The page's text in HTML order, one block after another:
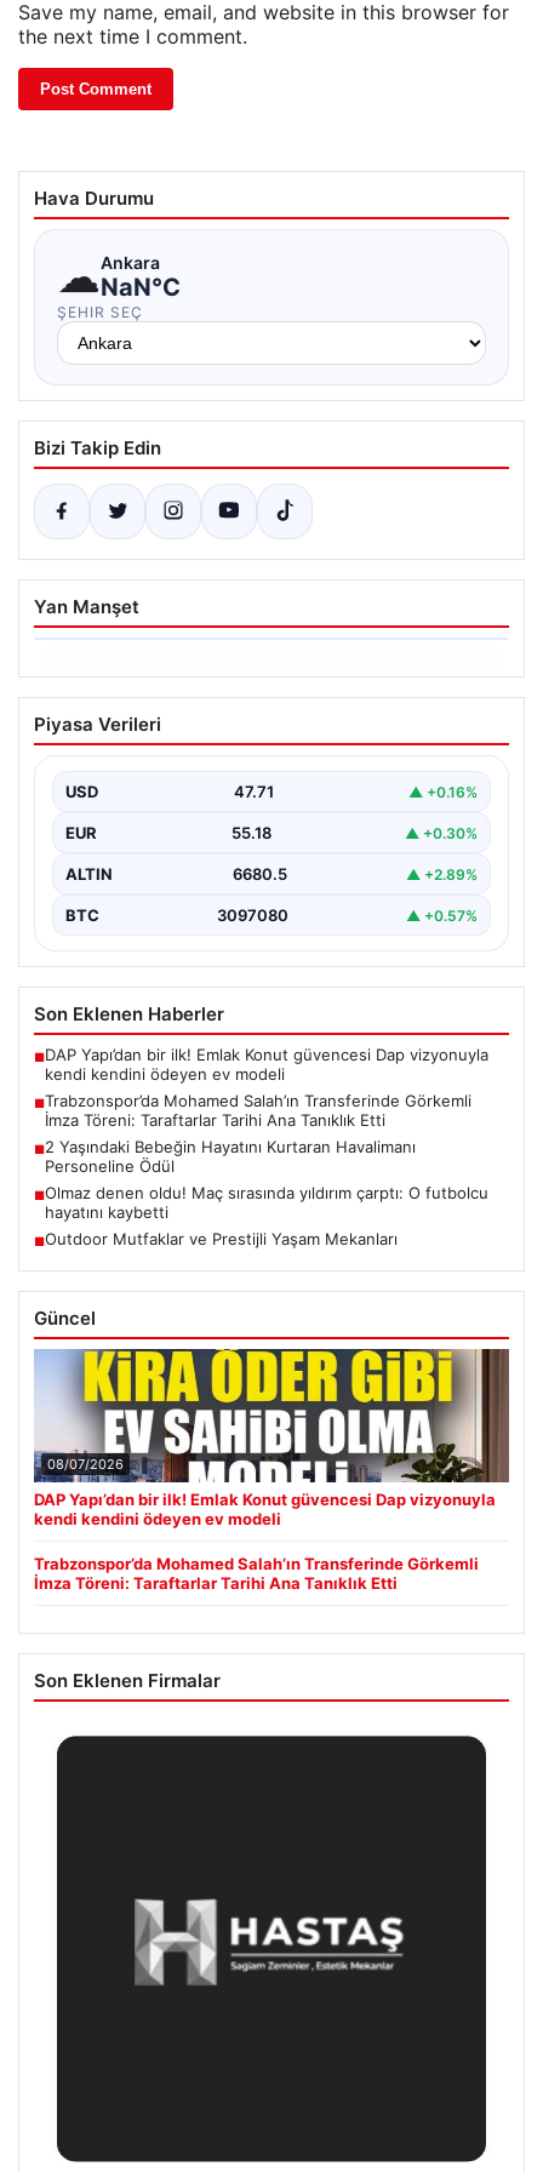
Save my name, email, and website in this browser for
the next time I comment.
Hava Durumu
☁Ankara
NaN°C
ŞEHIR SEÇ
Bizi Takip Edin
Yan Manşet
06.08.2026
Trabzonspor’da Mohamed Salah’ın
Transferinde Görkemli İmza Töreni:
Trabzonspor, dünya futbolunun yıldız isimlerinden
yaşıyor. Yoğun ilgiyle karşılanan…
Piyasa Verileri
USD 47.71 ▲ +0.16%
EUR 55.18 ▲ +0.30%
ALTIN 6680.5 ▲ +2.89%
BTC 3097080 ▲ +0.57%
Son Eklenen Haberler
■DAP Yapı’dan bir ilk! Emlak Konut güvencesi Dap vizyonuyla
kendi kendini ödeyen ev modeli
■Trabzonspor’da Mohamed Salah’ın Transferinde Görkemli
İmza Töreni: Taraftarlar Tarihi Ana Tanıklık Etti
■2 Yaşındaki Bebeğin Hayatını Kurtaran Havalimanı
Personeline Ödül
■Olmaz denen oldu! Maç sırasında yıldırım çarptı: O futbolcu
hayatını kaybetti
■Outdoor Mutfaklar ve Prestijli Yaşam Mekanları
Güncel
08/07/2026
DAP Yapı’dan bir ilk! Emlak Konut güvencesi Dap vizyonuyla
kendi kendini ödeyen ev modeli
Trabzonspor’da Mohamed Salah’ın Transferinde Görkemli
İmza Töreni: Taraftarlar Tarihi Ana Tanıklık Etti
Son Eklenen Firmalar